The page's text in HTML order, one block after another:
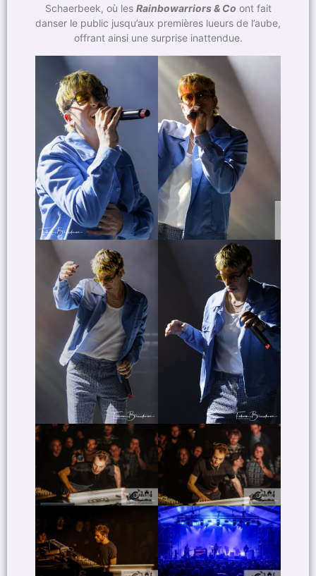
Schaerbeek, où les Rainbowarriors & Co ont fait
danser le public jusqu’aux premières lueurs de l’aube,
offrant ainsi une surprise inattendue.